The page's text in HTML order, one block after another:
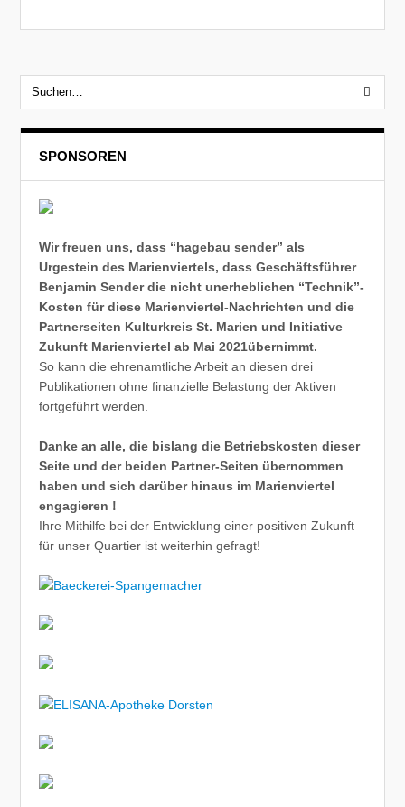
SPONSOREN
Wir freuen uns, dass “hagebau sender” als
Urgestein des Marienviertels, dass Geschäftsführer
Benjamin Sender die nicht unerheblichen “Technik”-
Kosten für diese Marienviertel-Nachrichten und die
Partnerseiten Kulturkreis St. Marien und Initiative
Zukunft Marienviertel ab Mai 2021übernimmt.
So kann die ehrenamtliche Arbeit an diesen drei
Publikationen ohne finanzielle Belastung der Aktiven
fortgeführt werden.
Danke an alle, die bislang die Betriebskosten dieser
Seite und der beiden Partner-Seiten übernommen
haben und sich darüber hinaus im Marienviertel
engagieren !
Ihre Mithilfe bei der Entwicklung einer positiven Zukunft
für unser Quartier ist weiterhin gefragt!